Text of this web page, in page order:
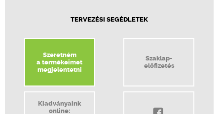
TERVEZÉSI SEGÉDLETEK
Szeretném
a termékeimet
megjelentetni
Szaklap-
előfizetés
Kiadványaink
online: